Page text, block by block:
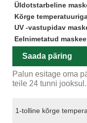
Üldotstarbeline
Kõrge
UV -vastupidav
Eelnimetatud
Saada päring
Palun esitage oma
teile 24 tunni jooksul.